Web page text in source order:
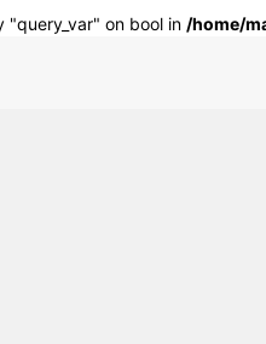
on bool in /home/